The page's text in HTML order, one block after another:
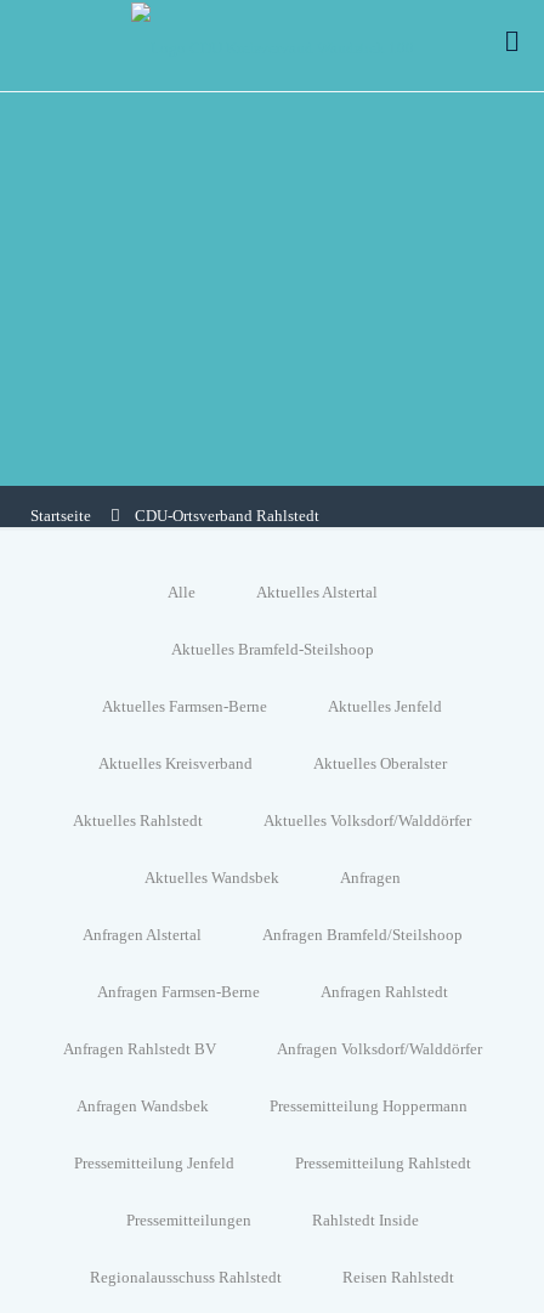
Startseite CDU-Ortsverband Rahlstedt
Alle Aktuelles Alstertal
Aktuelles Bramfeld-Steilshoop
Aktuelles Farmsen-Berne Aktuelles Jenfeld
Aktuelles Kreisverband Aktuelles Oberalster
Aktuelles Rahlstedt Aktuelles Volksdorf/Walddörfer
Aktuelles Wandsbek Anfragen
Anfragen Alstertal Anfragen Bramfeld/Steilshoop
Anfragen Farmsen-Berne Anfragen Rahlstedt
Anfragen Rahlstedt BV Anfragen Volksdorf/Walddörfer
Anfragen Wandsbek Pressemitteilung Hoppermann
Pressemitteilung Jenfeld Pressemitteilung Rahlstedt
Pressemitteilungen Rahlstedt Inside
Regionalausschuss Rahlstedt Reisen Rahlstedt